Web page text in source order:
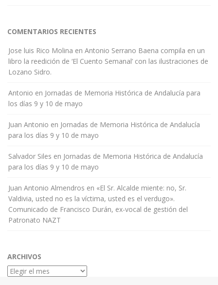
COMENTARIOS RECIENTES
Jose luis Rico Molina en Antonio Serrano Baena compila en un
libro la reedición de ‘El Cuento Semanal’ con las ilustraciones de
Lozano Sidro.
Antonio en Jornadas de Memoria Histórica de Andalucía para
los días 9 y 10 de mayo
Juan Antonio en Jornadas de Memoria Histórica de Andalucía
para los días 9 y 10 de mayo
Salvador Siles en Jornadas de Memoria Histórica de Andalucía
para los días 9 y 10 de mayo
Juan Antonio Almendros en «El Sr. Alcalde miente: no, Sr.
Valdivia, usted no es la víctima, usted es el verdugo».
Comunicado de Francisco Durán, ex-vocal de gestión del
Patronato NAZT
ARCHIVOS
Archivos